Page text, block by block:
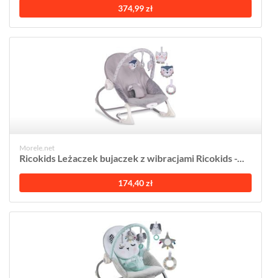
374,99 zł
Morele.net
Ricokids Leżaczek bujaczek z wibracjami Ricokids -...
174,40 zł